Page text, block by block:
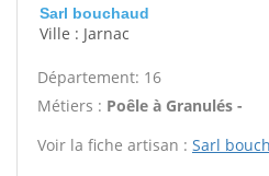
Sarl bouchaud
Ville : Jarnac
Département: 16
Métiers : Poêle à Granulés -
Voir la fiche artisan : Sarl